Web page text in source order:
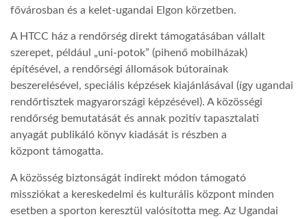
fővárosban és a kelet-ugandai Elgon körzetben.
A HTCC ház a rendőrség direkt támogatásában vállalt
szerepet, például „uni-potok” (pihenő mobilházak)
építésével, a rendőrségi állomások bútorainak
beszerelésével, speciális képzések kiajánlásával (így ugandai
rendőrtisztek magyarországi képzésével). A közösségi
rendőrség bemutatását és annak pozitív tapasztalati
anyagát publikáló könyv kiadását is részben a
központ támogatta.
A közösség biztonságát indirekt módon támogató
missziókat a kereskedelmi és kulturális központ minden
esetben a sporton keresztül valósította meg. Az Ugandai